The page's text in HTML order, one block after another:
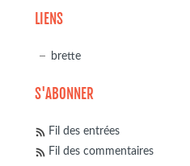
LIENS
brette
S'ABONNER
Fil des entrées
Fil des commentaires